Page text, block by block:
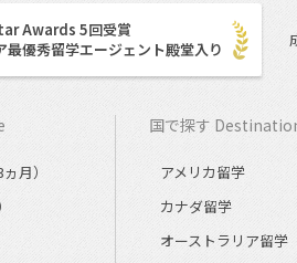
Awards 5回受賞
最優秀留学エージェント殿堂入り
月）
国で探す
アメリカ留学
カナダ留学
オーストラリア留学